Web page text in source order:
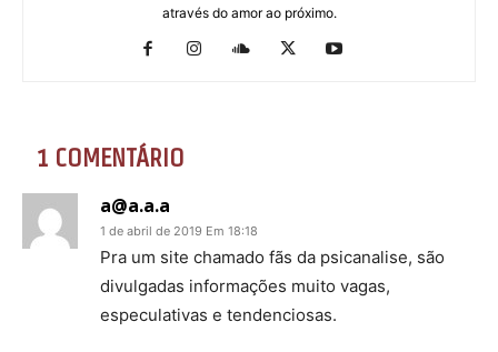
através do amor ao próximo.
1 COMENTÁRIO
a@a.a.a
1 de abril de 2019 Em 18:18
Pra um site chamado fãs da psicanalise, são
divulgadas informações muito vagas,
especulativas e tendenciosas.